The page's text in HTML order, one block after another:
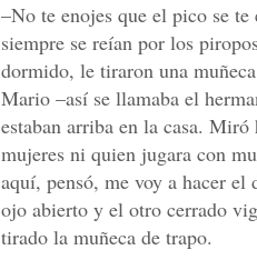
–No te enojes que el pico se
siempre se reían por los
dormido, le tiraron una
Mario –así se llamaba el
estaban arriba en la casa.
mujeres ni quien jugara con
aquí, pensó, me voy a hacer
ojo abierto y el otro cerrado
tirado la muñeca de trapo.